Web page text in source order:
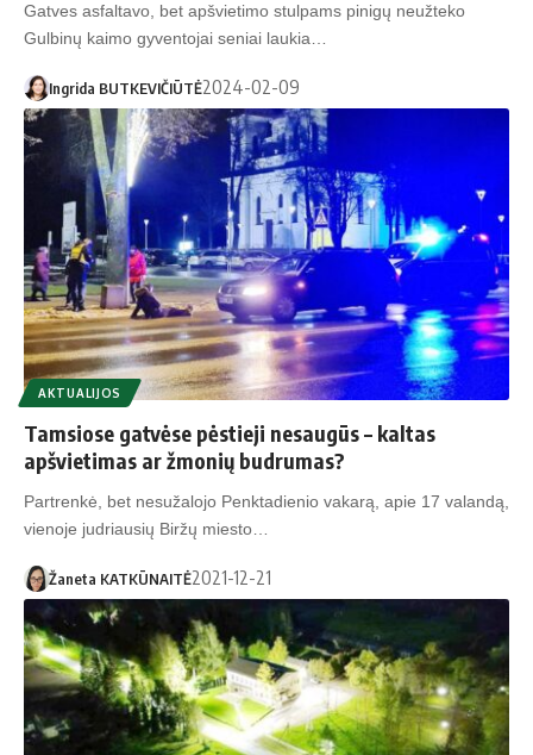
Gatves asfaltavo, bet apšvietimo stulpams pinigų neužteko
Gulbinų kaimo gyventojai seniai laukia…
Ingrida BUTKEVIČIŪTĖ2024-02-09
AKTUALIJOS
Tamsiose gatvėse pėstieji nesaugūs – kaltas
apšvietimas ar žmonių budrumas?
Partrenkė, bet nesužalojo Penktadienio vakarą, apie 17 valandą,
vienoje judriausių Biržų miesto…
Žaneta KATKŪNAITĖ2021-12-21